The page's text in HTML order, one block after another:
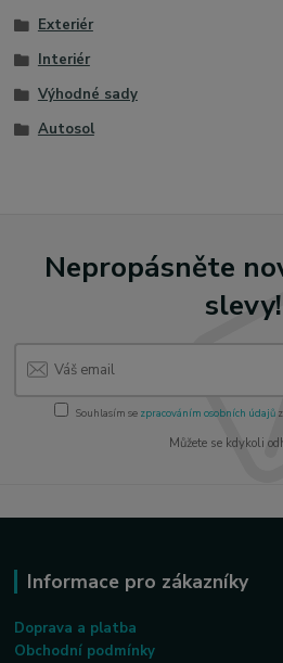
Exteriér
Interiér
Výhodné sady
Autosol
Nepropásněte
slevy!
Souhlasím se zpracováním osobních údajů
Můžete se kdykoli
Informace pro zákazníky
Doprava a platba
Obchodní podmínky